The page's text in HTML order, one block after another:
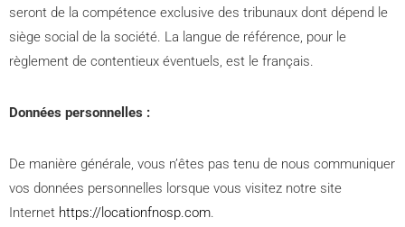
seront de la compétence exclusive des tribunaux dont dépend le
siège social de la société. La langue de référence, pour le
règlement de contentieux éventuels, est le français.
Données personnelles :
De manière générale, vous n’êtes pas tenu de nous communiquer
vos données personnelles lorsque vous visitez notre site
Internet https://locationfnosp.com.